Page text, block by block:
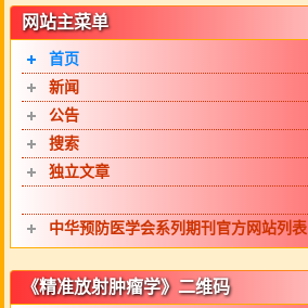
网站主菜单
首页
新闻
公告
搜索
独立文章
中华预防医学会系列期刊官方网站列表
《精准放射肿瘤学》二维码